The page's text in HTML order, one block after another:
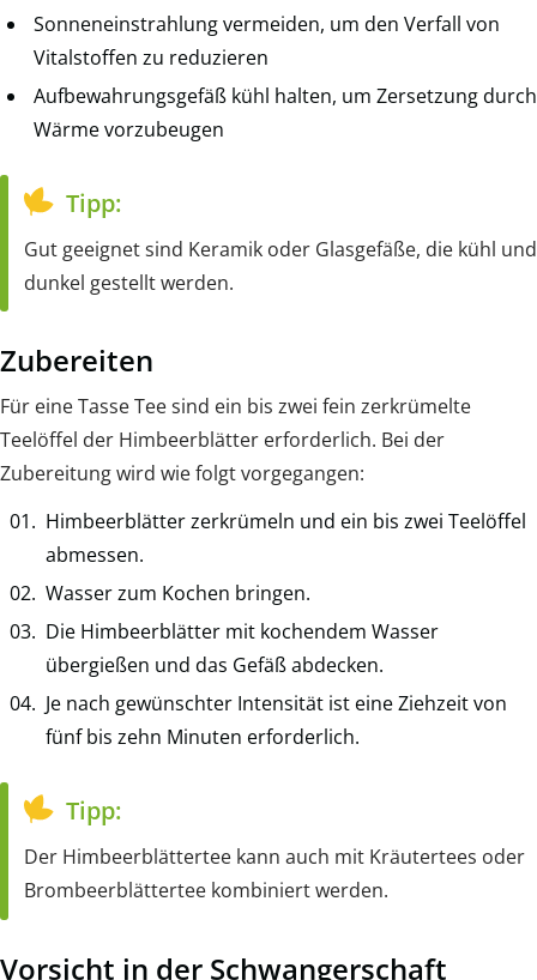
Sonneneinstrahlung vermeiden, um den Verfall von
Vitalstoffen zu reduzieren
Aufbewahrungsgefäß kühl halten, um Zersetzung durch
Wärme vorzubeugen
Tipp:
Gut geeignet sind Keramik oder Glasgefäße, die kühl und
dunkel gestellt werden.
Zubereiten
Für eine Tasse Tee sind ein bis zwei fein zerkrümelte
Teelöffel der Himbeerblätter erforderlich. Bei der
Zubereitung wird wie folgt vorgegangen:
Himbeerblätter zerkrümeln und ein bis zwei Teelöffel
abmessen.
Wasser zum Kochen bringen.
Die Himbeerblätter mit kochendem Wasser
übergießen und das Gefäß abdecken.
Je nach gewünschter Intensität ist eine Ziehzeit von
fünf bis zehn Minuten erforderlich.
Tipp:
Der Himbeerblättertee kann auch mit Kräutertees oder
Brombeerblättertee kombiniert werden.
Vorsicht in der Schwangerschaft